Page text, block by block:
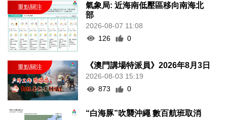
氣象局: 近海南低壓區移向南海北
部
2026-08-07 11:08
126
0
《澳門講場特派員》2026年8月3日
2026-08-03 15:19
873
0
“白海豚”吹襲沖繩 數百航班取消